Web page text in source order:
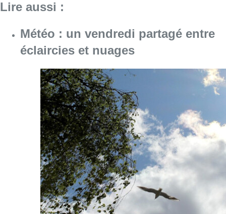
Lire aussi :
Météo : un vendredi partagé entre
éclaircies et nuages